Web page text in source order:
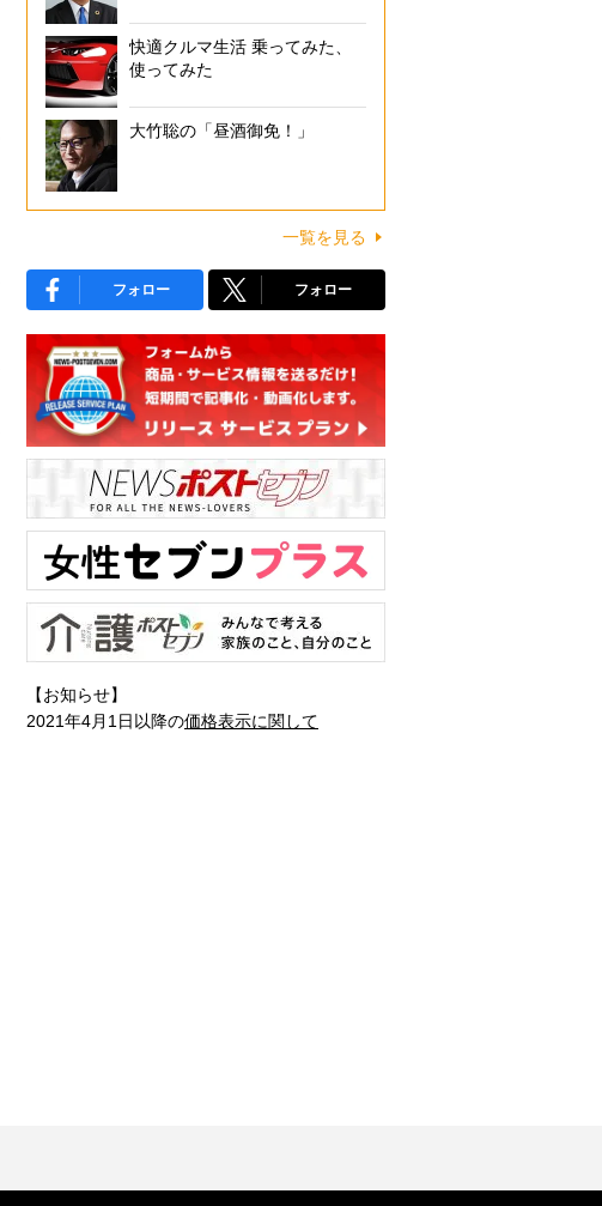
快適クルマ生活 乗ってみた、
使ってみた
大竹聡の「昼酒御免！」
一覧を見る
フォロー フォロー
【お知らせ】
2021年4月1日以降の価格表示に関して